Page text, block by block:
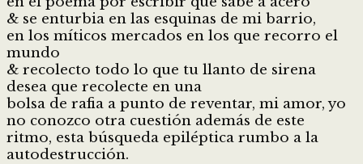
& se enturbia en las esquinas de mi barrio,
en los míticos mercados en los que recorro el
mundo
& recolecto todo lo que tu llanto de sirena
desea que recolecte en una
bolsa de rafia a punto de reventar, mi amor, yo
no conozco otra cuestión además de este
ritmo, esta búsqueda epiléptica rumbo a la
autodestrucción.